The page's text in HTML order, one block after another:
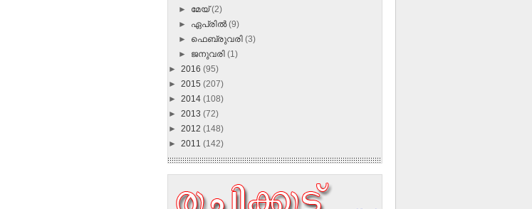
► മേയ്(2)
► ഏപ്രിൽ(9)
► ഫെബ്രുവരി(3)
► ജനുവരി(1)
► 2016 (95)
► 2015 (207)
► 2014 (108)
► 2013 (72)
► 2012 (148)
► 2011 (142)